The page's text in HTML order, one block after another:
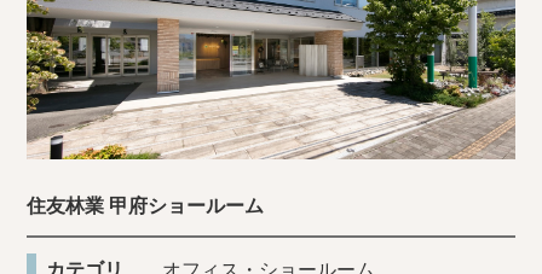
住友林業 甲府ショールーム
カテゴリ オフィス・ショールーム